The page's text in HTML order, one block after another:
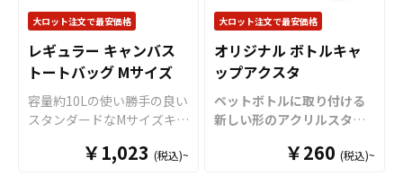
もきれいに表現できます。
「片面印刷」「両面印刷」
「箔押し」「ハイブリッド
印刷」に対応可能で、奥行
き感のある美しい仕上がり
のアクリル絵馬を制作でき
ます。 サイズは用途やター
ゲットに合わせて選べる
S/M/Lの3サイズをご用意。
わせてダイカット加工で自
由な形状に切り出すことが
できますので、簡単にオリ
ジナリティ溢れるグッズを
制作することができます。
音楽イベント、コンサー
ト、学校行事、サークル活
動など、さまざまなシーン
で活躍するオリジナルのア
大ロット注文で最安価格
レギュラー キャンバス
トートバッグ Mサイズ
容量約10Lの使い勝手の良い
スタンダードなMサイズキャ
100％のしっかりとした生地
￥1,023 (税込)~
大ロット注文で最安価格
オリジナル ボトルキャ
ップアクスタ
ペットボトルに取り付ける
新しい形のアクリルスタン
タ」をお客様のオリジナル
￥260 (税込)~